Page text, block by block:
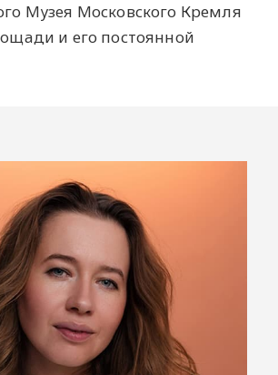
Музея Московского Кремля
и его постоянной